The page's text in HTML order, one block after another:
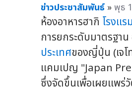
ข่าวประชาสัมพันธ์ »พุธ
ห้องอาหารฮากิ โรงแร
การยกระดับมาตรฐา
ประเทศของญี่ปุ่น (เจ
แคมเปญ "Japan
ซึ่งจัดขึ้นเพื่อเผยแพร่